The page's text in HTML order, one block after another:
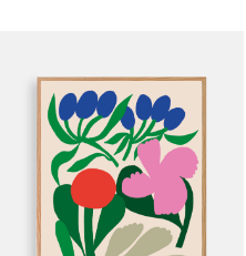
useampi
muunnelma.
valinnat
tuotteen